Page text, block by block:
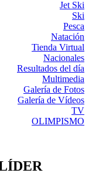
Jet Ski
Ski
Pesca
Natación
Tienda Virtual
Nacionales
Resultados del día
Multimedia
Galería de Fotos
Galería de Vídeos
TV
OLIMPISMO